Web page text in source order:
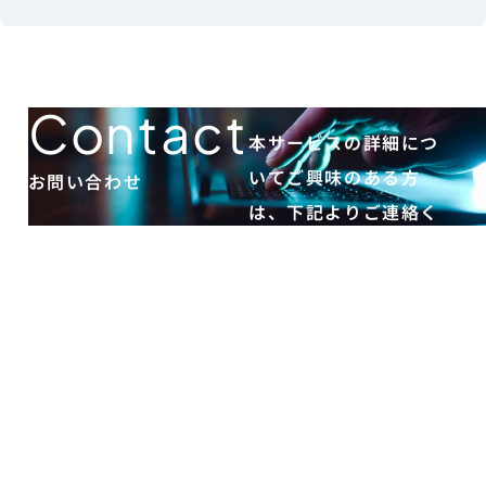
Contact
お問い合わせ
本サービスの詳細につ
いてご興味のある方
は、下記よりご連絡く